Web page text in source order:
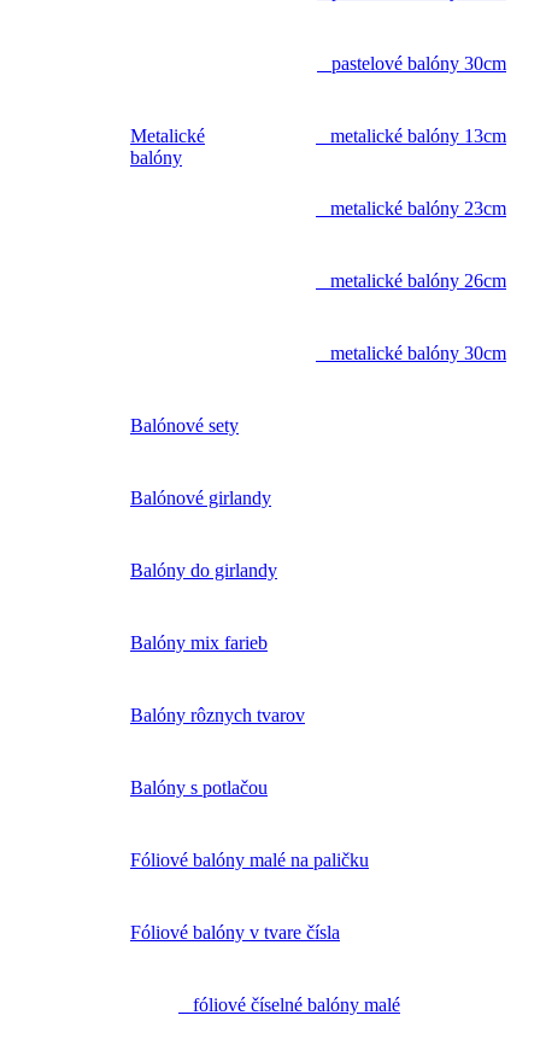
pastelové balóny 30cm
Metalické
balóny
metalické balóny 13cm
metalické balóny 23cm
metalické balóny 26cm
metalické balóny 30cm
Balónové sety
Balónové girlandy
Balóny do girlandy
Balóny mix farieb
Balóny rôznych tvarov
Balóny s potlačou
Fóliové balóny malé na paličku
Fóliové balóny v tvare čísla
fóliové číselné balóny malé